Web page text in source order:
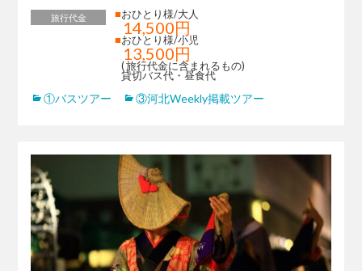
旅行代金 ■おひとり様/大人
14,500円
■おひとり様/小児
13,500円
( 旅行代金に含まれるもの)
貸切バス代・昼食代
①バスツアー ③河北Weekly掲載ツアー